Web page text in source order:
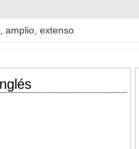
amplio, extenso